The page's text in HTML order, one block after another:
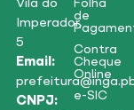
Vila do
Imperador,
5
Email:
CNPJ:
Folha
de
Contra
Cheque
Online
e-SIC